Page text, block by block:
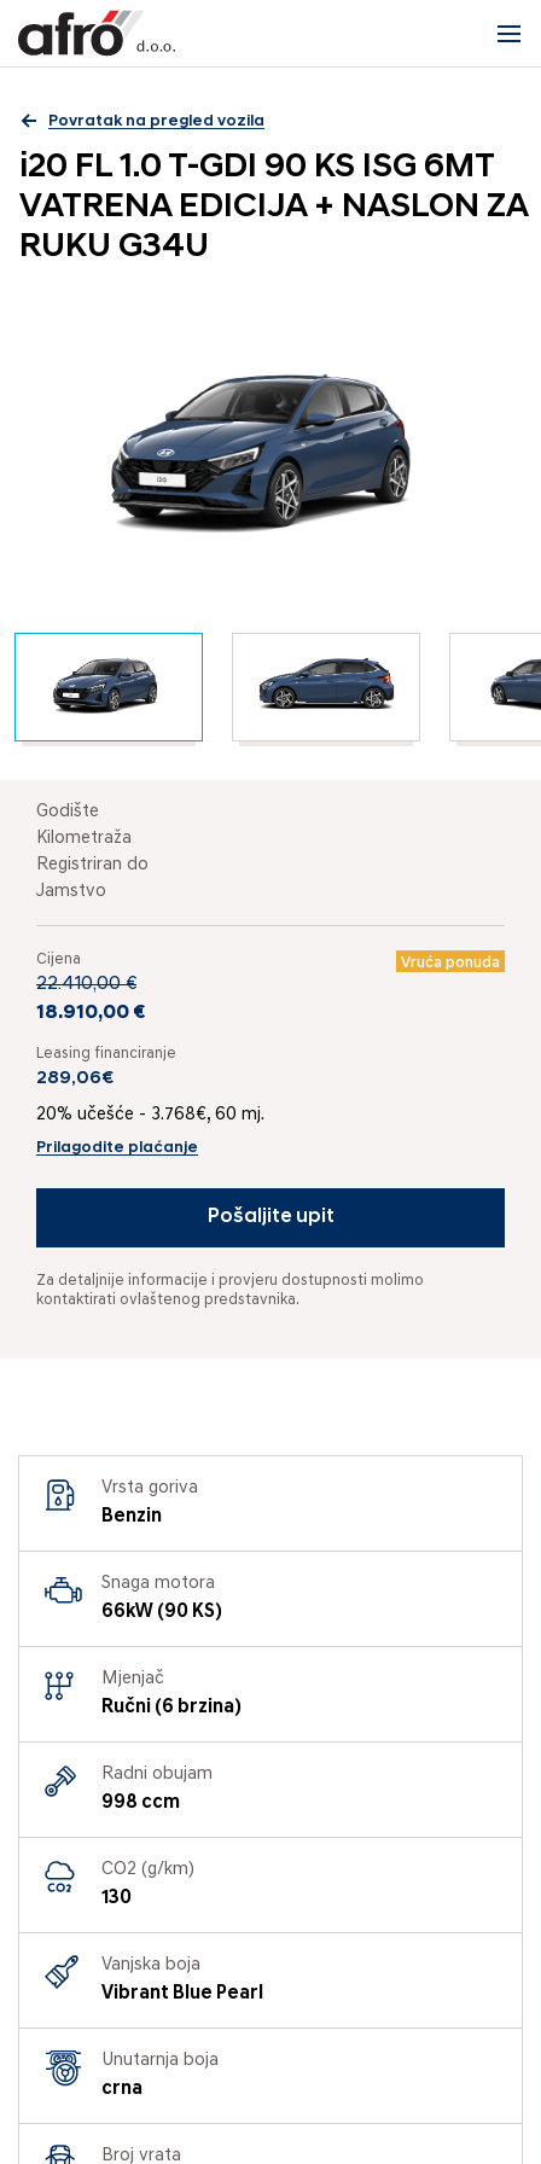
Povratak na pregled vozila
i20 FL 1.0 T-GDI 90 KS ISG 6MT
VATRENA EDICIJA + NASLON ZA
RUKU G34U
Godište
Kilometraža
Registriran do
Jamstvo
Cijena Vruća ponuda
22.410,00 €
18.910,00 €
Leasing financiranje
289,06€
20% učešće - 3.768€, 60 mj.
Prilagodite plaćanje
Pošaljite upit
Za detaljnije informacije i provjeru dostupnosti molimo
kontaktirati ovlaštenog predstavnika.
Vrsta goriva
Benzin
Snaga motora
66kW (90 KS)
Mjenjač
Ručni (6 brzina)
Radni obujam
998 ccm
CO2 (g/km)
130
Vanjska boja
Vibrant Blue Pearl
Unutarnja boja
crna
Broj vrata